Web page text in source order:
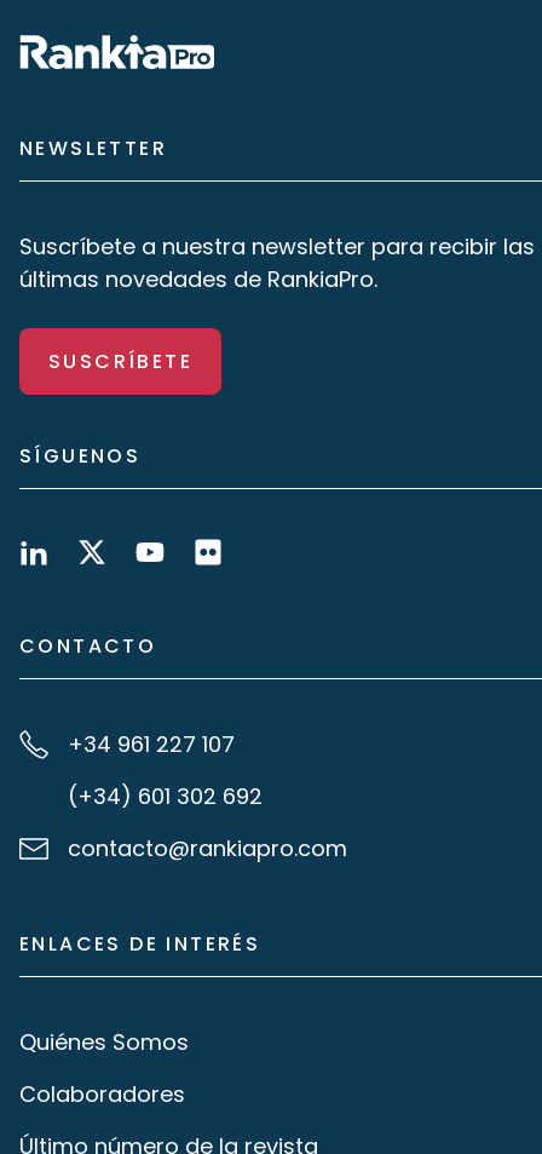
NEWSLETTER
Suscríbete a nuestra newsletter para recibir las
últimas novedades de RankiaPro.
SUSCRÍBETE
SÍGUENOS
CONTACTO
+34 961 227 107
(+34) 601 302 692
contacto@rankiapro.com
ENLACES DE INTERÉS
Quiénes Somos
Colaboradores
Último número de la revista